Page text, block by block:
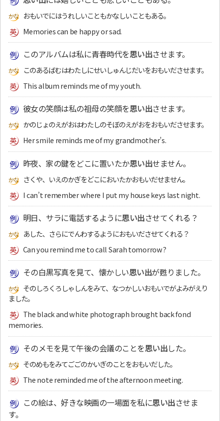
おもいでにはうれしいこともかなしいこともある。
Memories can be happy or sad.
このアルバムは私に青春時代を思い出させます。
このあるばむはわたしにせいしゅんじだいをおもいださせます。
This album reminds me of my youth.
彼女の笑顔は私の祖母の笑顔を思い出させます。
かのじょのえがおはわたしのそぼのえがおをおもいださせます。
Her smile reminds me of my grandmother’s.
昨夜、家の鍵をどこに置いたか思い出せません。
さくや、いえのかぎをどこにおいたかおもいだせません。
I can’t remember where I put my house keys last night.
明日、サラに電話するように思い出させてくれる？
あした、さらにでんわするようにおもいださせてくれる？
Can you remind me to call Sarah tomorrow?
その白黒写真を見て、懐かしい思い出が甦りました。
そのしろくろしゃしんをみて、なつかしいおもいでがよみがえり
ました。
The black and white photograph brought back fond
memories.
そのメモを見て午後の会議のことを思い出した。
そのめもをみてごごのかいぎのことをおもいだした。
The note reminded me of the afternoon meeting.
この絵は、好きな映画の一場面を私に思い出させま
す。